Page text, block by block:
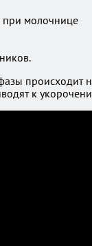
при молочнице
к